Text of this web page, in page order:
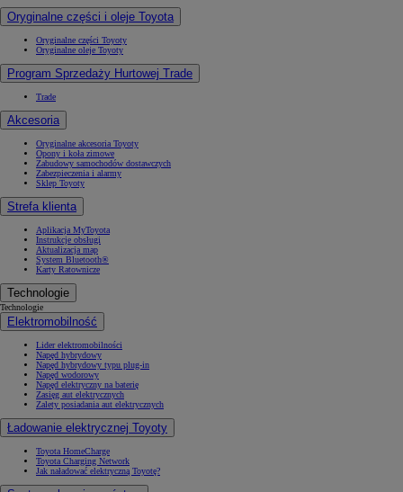
Oryginalne części i oleje Toyota
Oryginalne części Toyoty
Oryginalne oleje Toyoty
Program Sprzedaży Hurtowej Trade
Trade
Akcesoria
Oryginalne akcesoria Toyoty
Opony i koła zimowe
Zabudowy samochodów dostawczych
Zabezpieczenia i alarmy
Sklep Toyoty
Strefa klienta
Aplikacja MyToyota
Instrukcje obsługi
Aktualizacja map
System Bluetooth®
Karty Ratownicze
Technologie
Technologie
Elektromobilność
Lider elektromobilności
Napęd hybrydowy
Napęd hybrydowy typu plug-in
Napęd wodorowy
Napęd elektryczny na baterię
Zasięg aut elektrycznych
Zalety posiadania aut elektrycznych
Ładowanie elektrycznej Toyoty
Toyota HomeCharge
Toyota Charging Network
Jak naładować elektryczną Toyotę?